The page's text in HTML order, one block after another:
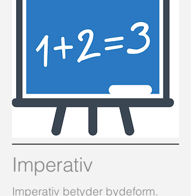
Imperativ
Imperativ betyder bydeform.